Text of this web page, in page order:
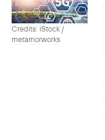
Credits: iStock /
metamorworks